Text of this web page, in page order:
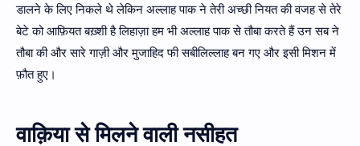
डालने के लिए निकले थे लेकिन अल्लाह पाक ने तेरी अच्छी नियत की वजह से तेरे
बेटे को आफ़ियत बख़्शी है लिहाज़ा हम भी अल्लाह पाक से तौबा करते हैं उन सब ने
तौबा की और सारे गाज़ी और मुजाहिद फी सबीलिल्लाह बन गए और इसी मिशन में
फ़ौत हुए।
वाक़िया से मिलने वाली नसीहत